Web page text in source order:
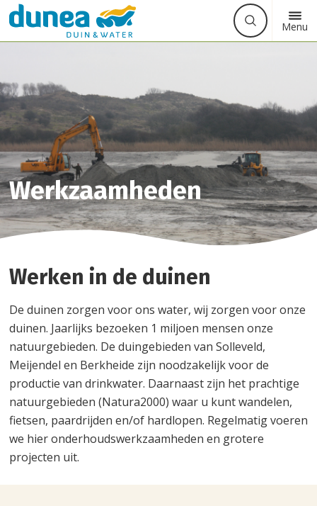
Button
label
Menu
Waarmee
kunnen
helpen?
Werkzaamheden
Werken in de duinen
De duinen zorgen voor ons water, wij zorgen voor onze
duinen. Jaarlijks bezoeken 1 miljoen mensen onze
natuurgebieden. De duingebieden van Solleveld,
Meijendel en Berkheide zijn noodzakelijk voor de
productie van drinkwater. Daarnaast zijn het prachtige
natuurgebieden (Natura2000) waar u kunt wandelen,
fietsen, paardrijden en/of hardlopen. Regelmatig voeren
we hier onderhoudswerkzaamheden en grotere
projecten uit.